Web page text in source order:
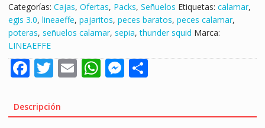
LINEAEFFE
3.0
SERIE
THUNDER
SQUID
"
cantidad
Categorías: Cajas, Ofertas, Packs, Señuelos Etiquetas: calamar,
egis 3.0, lineaeffe, pajaritos, peces baratos, peces calamar,
poteras, señuelos calamar, sepia,thunder squid Marca:
LINEAEFFE
F
e
T
itt
E W M S
Descripción